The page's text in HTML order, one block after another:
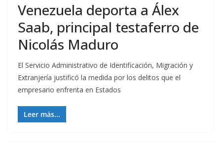
Venezuela deporta a Álex
Saab, principal testaferro de
Nicolás Maduro
El Servicio Administrativo de Identificación, Migración y
Extranjería justificó la medida por los delitos que el
empresario enfrenta en Estados
Leer más...